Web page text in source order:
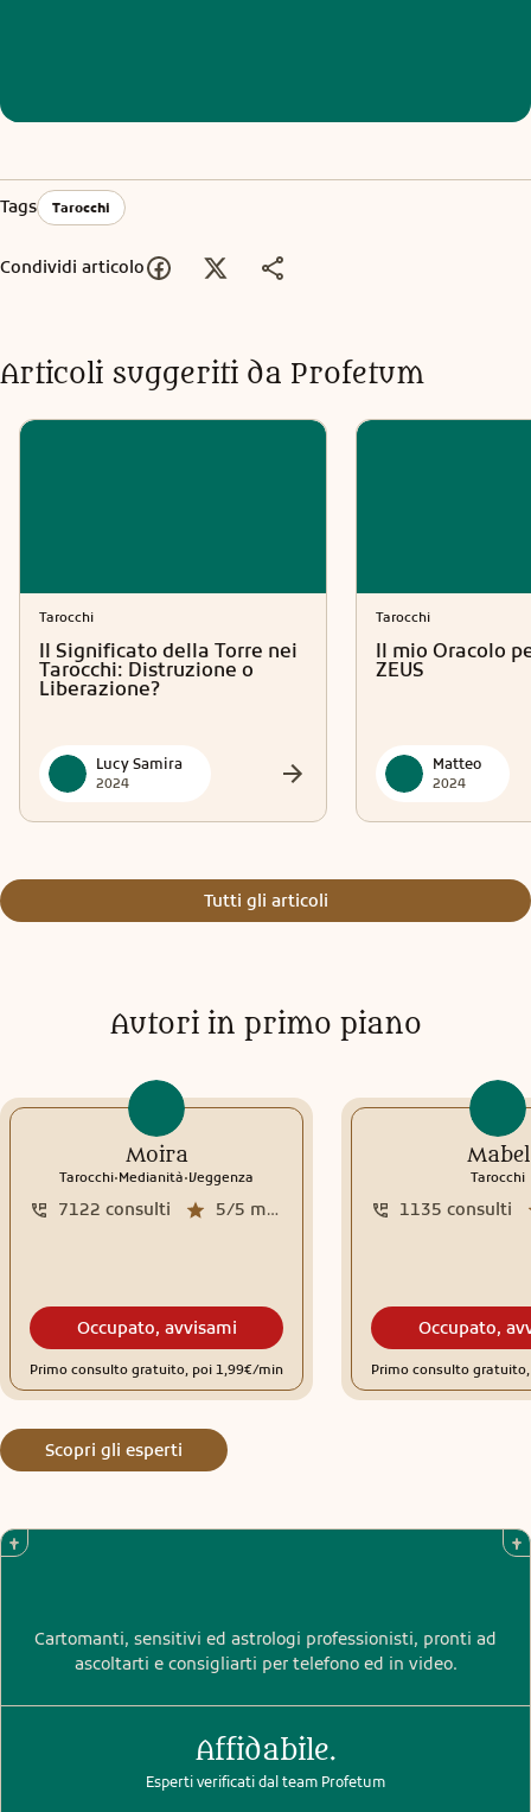
Tags Tarocchi
Condividi articolo
Articoli suggeriti da Profetum
Tarocchi
Il Significato della Torre nei
Tarocchi: Distruzione o
Liberazione?
Lucy Samira
2024
Tarocchi
Il mio Oracolo
ZEUS
Matteo
2024
Tutti gli articoli
Autori in primo piano
Moira
Tarocchi.Medianità.Veggenza
5/5 media recensioni
7122 consulti
Occupato, avvisami
Primo consulto gratuito, poi 1,99€/min
Mabel
Tarocchi
1135 consulti
Occupato,
Primo consulto
Scopri gli esperti
Cartomanti, sensitivi ed astrologi professionisti, pronti ad
ascoltarti e consigliarti per telefono ed in video.
Affidabile.
Esperti verificati dal team Profetum